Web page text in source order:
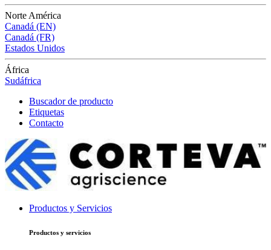
Norte América
Canadá (EN)
Canadá (FR)
Estados Unidos
África
Sudáfrica
Buscador de producto
Etiquetas
Contacto
Productos y Servicios
Productos y servicios